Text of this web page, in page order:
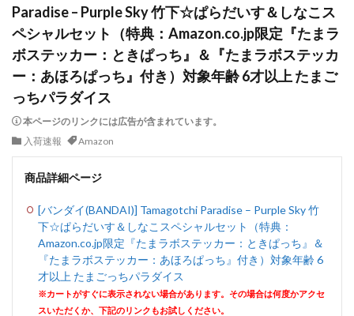
Paradise – Purple Sky 竹下☆ぱらだいす＆しなこス
ペシャルセット（特典：Amazon.co.jp限定『たまラ
ボステッカー：ときぱっち』＆『たまラボステッカ
ー：あほろぱっち』付き）対象年齢 6才以上 たまご
っちパラダイス
本ページのリンクには広告が含まれています。
入荷速報
Amazon
商品詳細ページ
[バンダイ(BANDAI)] Tamagotchi Paradise – Purple Sky 竹
下☆ぱらだいす＆しなこスペシャルセット（特典：
Amazon.co.jp限定『たまラボステッカー：ときぱっち』＆
『たまラボステッカー：あほろぱっち』付き）対象年齢 6
才以上 たまごっちパラダイス
※カートがすぐに表示されない場合があります。その場合は何度かアクセ
スいただくか、下記のリンクもお試しください。